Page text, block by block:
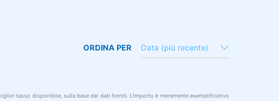
ORDINA PER Data (più recente)
tasso disponibile, sulla base dei dati forniti. L'importo è meramente esemplificativo